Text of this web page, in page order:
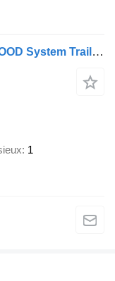
System Trailers TESH 10 TR PLY WOOD System Trailer 1 steering axle with tail lif
1